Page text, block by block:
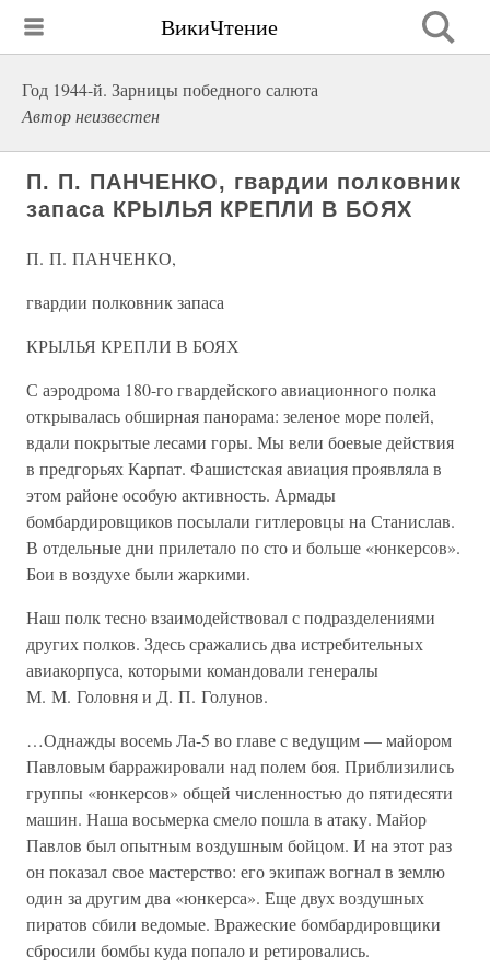
ВикиЧтение
Год 1944-й. Зарницы победного салюта
Автор неизвестен
П. П. ПАНЧЕНКО, гвардии полковник
запаса КРЫЛЬЯ КРЕПЛИ В БОЯХ
П. П. ПАНЧЕНКО,
гвардии полковник запаса
КРЫЛЬЯ КРЕПЛИ В БОЯХ
С аэродрома 180-го гвардейского авиационного полка
открывалась обширная панорама: зеленое море полей,
вдали покрытые лесами горы. Мы вели боевые действия
в предгорьях Карпат. Фашистская авиация проявляла в
этом районе особую активность. Армады
бомбардировщиков посылали гитлеровцы на Станислав.
В отдельные дни прилетало по сто и больше «юнкерсов».
Бои в воздухе были жаркими.
Наш полк тесно взаимодействовал с подразделениями
других полков. Здесь сражались два истребительных
авиакорпуса, которыми командовали генералы
М. М. Головня и Д. П. Голунов.
…Однажды восемь Ла-5 во главе с ведущим — майором
Павловым барражировали над полем боя. Приблизились
группы «юнкерсов» общей численностью до пятидесяти
машин. Наша восьмерка смело пошла в атаку. Майор
Павлов был опытным воздушным бойцом. И на этот раз
он показал свое мастерство: его экипаж вогнал в землю
один за другим два «юнкерса». Еще двух воздушных
пиратов сбили ведомые. Вражеские бомбардировщики
сбросили бомбы куда попало и ретировались.